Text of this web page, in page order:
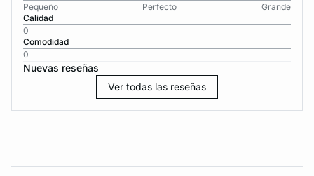
Pequeño
Perfecto
Grande
Calidad
0
Comodidad
0
Nuevas reseñas
Ver todas las reseñas